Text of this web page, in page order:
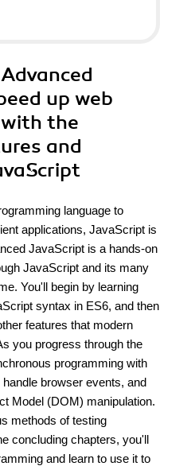
up web
the
and
language to
applications, JavaScript is
JavaScript is a hands-on
JavaScript and its many
You'll begin by learning
syntax in ES6, and then
features that modern
you progress through the
programming with
browser events, and
Model (DOM) manipulation.
methods of testing
concluding chapters, you'll
and learn to use it to